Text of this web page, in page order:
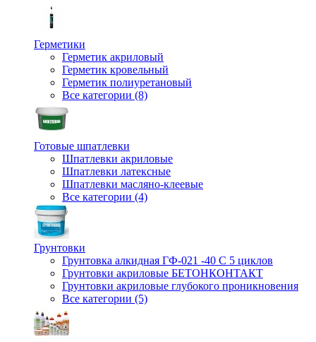
Герметики
Герметик акриловый
Герметик кровельный
Герметик полиуретановый
Все категории (8)
Готовые шпатлевки
Шпатлевки акриловые
Шпатлевки латексные
Шпатлевки масляно-клеевые
Все категории (4)
Грунтовки
Грунтовка алкидная ГФ-021 -40 С 5 циклов
Грунтовки акриловые БЕТОНКОНТАКТ
Грунтовки акриловые глубокого проникновения
Все категории (5)